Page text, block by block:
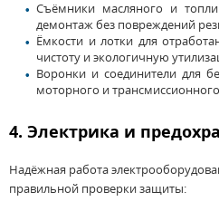
Съёмники масляного и
демонтаж без повреждений
Ёмкости и лотки для
чистоту и экологичную
Воронки и соединители для
моторного и
4. Электрика и
Надёжная работа
правильной проверки защиты: